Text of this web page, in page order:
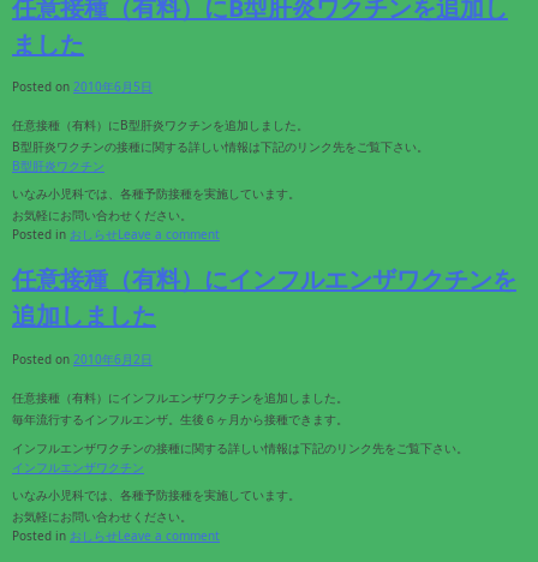
任意接種（有料）にB型肝炎ワクチンを追加し
ました
Posted on 2010年6月5日
任意接種（有料）にB型肝炎ワクチンを追加しました。
B型肝炎ワクチンの接種に関する詳しい情報は下記のリンク先をご覧下さい。
B型肝炎ワクチン
いなみ小児科では、各種予防接種を実施しています。
お気軽にお問い合わせください。
Posted in おしらせLeave a comment
任意接種（有料）にインフルエンザワクチンを
追加しました
Posted on 2010年6月2日
任意接種（有料）にインフルエンザワクチンを追加しました。
毎年流行するインフルエンザ。生後６ヶ月から接種できます。
インフルエンザワクチンの接種に関する詳しい情報は下記のリンク先をご覧下さい。
インフルエンザワクチン
いなみ小児科では、各種予防接種を実施しています。
お気軽にお問い合わせください。
Posted in おしらせLeave a comment